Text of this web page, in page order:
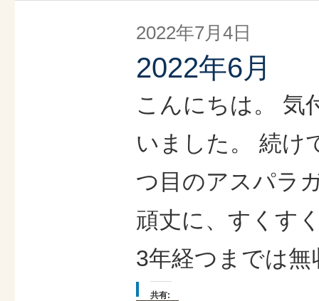
2022年7月4日
2022年6月
こんにちは。 気
いました。 続け
つ目のアスパラ
頑丈に、すくす
3年経つまでは
共有: